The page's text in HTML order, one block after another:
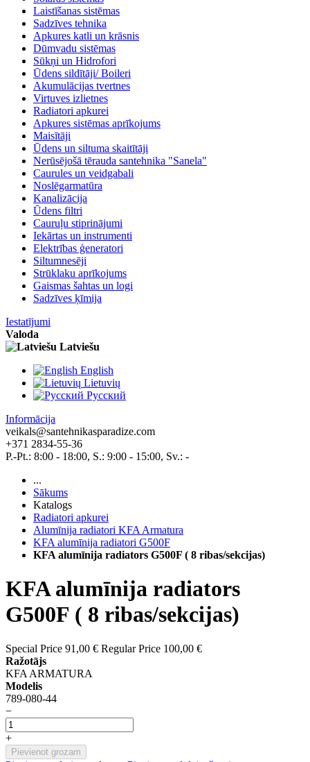
Laistīšanas sistēmas
Sadzīves tehnika
Apkures katli un krāsnis
Dūmvadu sistēmas
Sūkņi un Hidrofori
Ūdens sildītāji/ Boileri
Akumulācijas tvertnes
Virtuves izlietnes
Radiatori apkurei
Apkures sistēmas aprīkojums
Maisītāji
Ūdens un siltuma skaitītāji
Nerūsējošā tērauda santehnika "Sanela"
Caurules un veidgabali
Noslēgarmatūra
Kanalizācija
Ūdens filtri
Cauruļu stiprinājumi
Iekārtas un instrumenti
Elektrības ģeneratori
Siltumnesēji
Strūklaku aprīkojums
Gaismas šahtas un logi
Sadzīves ķīmija
Iestatījumi
Valoda
Latviešu
English
Lietuvių
Pусский
Informācija
veikals@santehnikasparadize.com
+371 2834-55-36
P.-Pt.: 8:00 - 18:00, S.: 9:00 - 15:00, Sv.: -
...
Sākums
Katalogs
Radiatori apkurei
Alumīnija radiatori KFA Armatura
KFA alumīnija radiatori G500F
KFA alumīnija radiators G500F ( 8 ribas/sekcijas)
KFA alumīnija radiators
G500F ( 8 ribas/sekcijas)
Special Price 91,00 € Regular Price 100,00 €
Ražotājs
KFA ARMATURA
Modelis
789-080-44
−
+
Pievienot grozam